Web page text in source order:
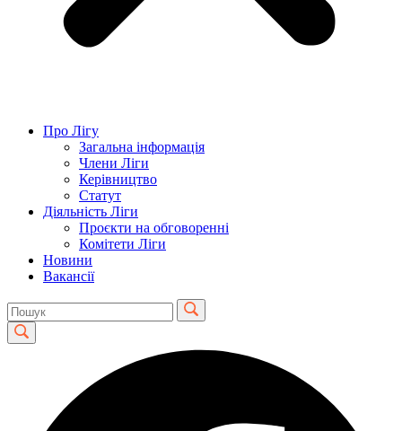
Про Лігу
Загальна інформація
Члени Ліги
Керівництво
Статут
Діяльність Ліги
Проєкти на обговоренні
Комітети Ліги
Новини
Вакансії